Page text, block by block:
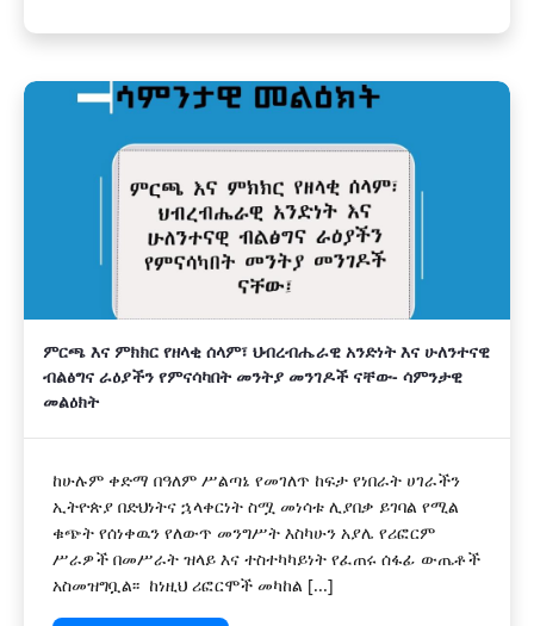
ምርጫ እና ምክክር የዘላቂ ሰላም፣ ህብረብሔራዊ አንድነት እና ሁለንተናዊ
ብልፅግና ራዕያችን የምናሳካበት መንትያ መንገዶች ናቸው- ሳምንታዊ
መልዕክት
ከሁሉም ቀድማ በዓለም ሥልጣኔ የመገለጥ ከፍታ የነበራት ሀገራችን
ኢትዮጵያ በድህነትና ኋላቀርነት ስሟ መነሳቱ ሊያበቃ ይገባል የሚል
ቁጭት የሰነቀዉን የለውጥ መንግሥት እስካሁን አያሌ የሪፎርም
ሥራዎች በመሥራት ዝላይ እና ተስተካካይነት የፈጠሩ ሰፋፊ ውጤቶች
አስመዝግቧል፡፡ ከነዚህ ሪፎርሞች መካከል [...]